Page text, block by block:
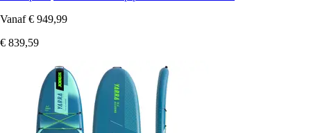
Vanaf € 949,99
€ 839,59